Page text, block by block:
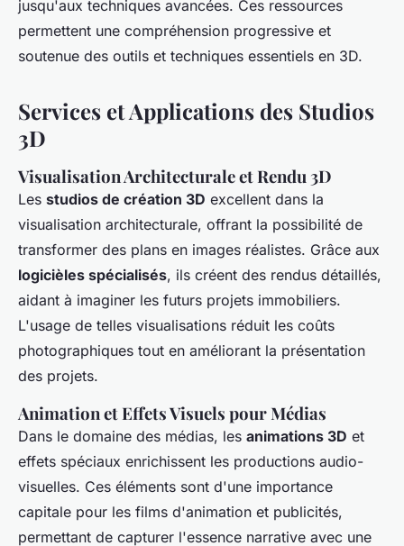
jusqu'aux techniques avancées. Ces ressources
permettent une compréhension progressive et
soutenue des outils et techniques essentiels en 3D.
Services et Applications des Studios
3D
Visualisation Architecturale et Rendu 3D
Les studios de création 3D excellent dans la
visualisation architecturale, offrant la possibilité de
transformer des plans en images réalistes. Grâce aux
logicièles spécialisés, ils créent des rendus détaillés,
aidant à imaginer les futurs projets immobiliers.
L'usage de telles visualisations réduit les coûts
photographiques tout en améliorant la présentation
des projets.
Animation et Effets Visuels pour Médias
Dans le domaine des médias, les animations 3D et
effets spéciaux enrichissent les productions audio-
visuelles. Ces éléments sont d'une importance
capitale pour les films d'animation et publicités,
permettant de capturer l'essence narrative avec une